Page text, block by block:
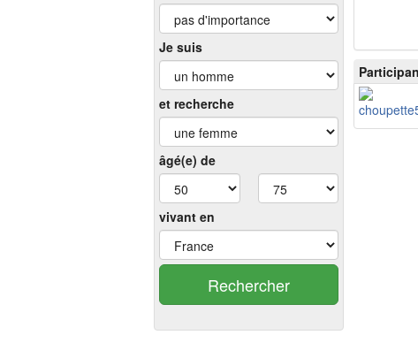
Je suis
et recherche
âgé(e) de
vivant en
Rechercher